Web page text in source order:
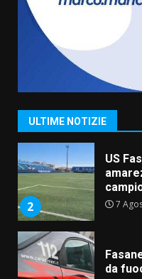
ULTIME NOTIZIE
6
1
“I
2
US
7
da